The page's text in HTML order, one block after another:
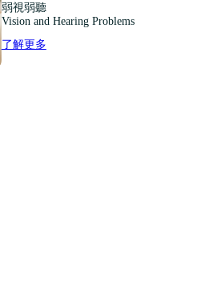
弱視弱聽
Vision and Hearing Problems
了解更多